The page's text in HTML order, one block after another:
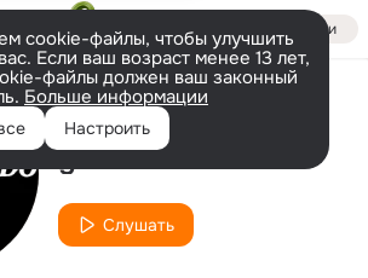
Войти
cookie-файлы, чтобы улучшить
Если ваш возраст менее 13 лет,
файлы должен ваш законный
Больше информации
Настроить
Исполнитель
guzinho7
Слушать